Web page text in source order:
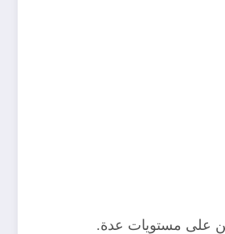
على مستويات عدة.